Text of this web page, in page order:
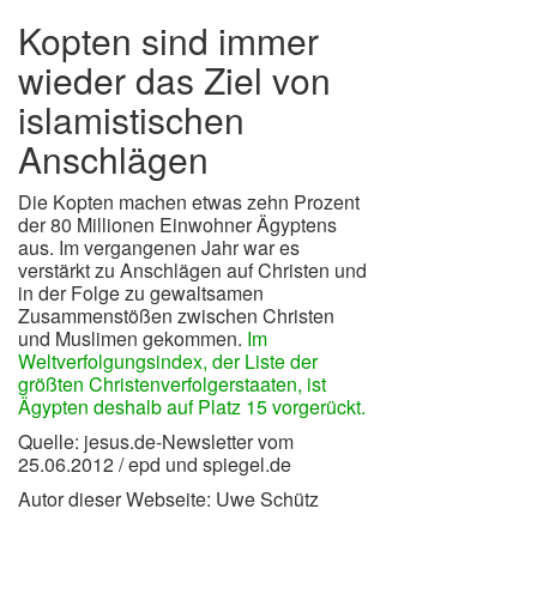
Kopten sind immer
wieder das Ziel von
islamistischen
Anschlägen
Die Kopten machen etwas zehn Prozent
der 80 Millionen Einwohner Ägyptens
aus. Im vergangenen Jahr war es
verstärkt zu Anschlägen auf Christen und
in der Folge zu gewaltsamen
Zusammenstößen zwischen Christen
und Muslimen gekommen. Im
Weltverfolgungsindex, der Liste der
größten Christenverfolgerstaaten, ist
Ägypten deshalb auf Platz 15 vorgerückt.
Quelle: jesus.de-Newsletter vom
25.06.2012 / epd und spiegel.de
Autor dieser Webseite: Uwe Schütz